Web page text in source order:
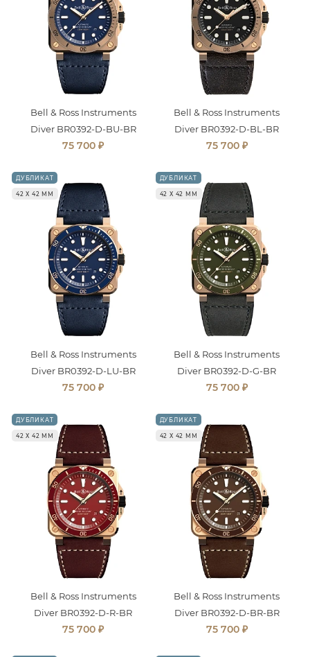
Bell & Ross Instruments
Diver BR0392-D-BU-BR
75 700 ₽
Bell & Ross Instruments
Diver BR0392-D-BL-BR
75 700 ₽
ДУБЛИКАТ
42 Х 42 ММ
Bell & Ross Instruments
Diver BR0392-D-LU-BR
75 700 ₽
ДУБЛИКАТ
42 Х 42 ММ
Bell & Ross Instruments
Diver BR0392-D-G-BR
75 700 ₽
ДУБЛИКАТ
42 Х 42 ММ
Bell & Ross Instruments
Diver BR0392-D-R-BR
75 700 ₽
ДУБЛИКАТ
42 Х 42 ММ
Bell & Ross Instruments
Diver BR0392-D-BR-BR
75 700 ₽